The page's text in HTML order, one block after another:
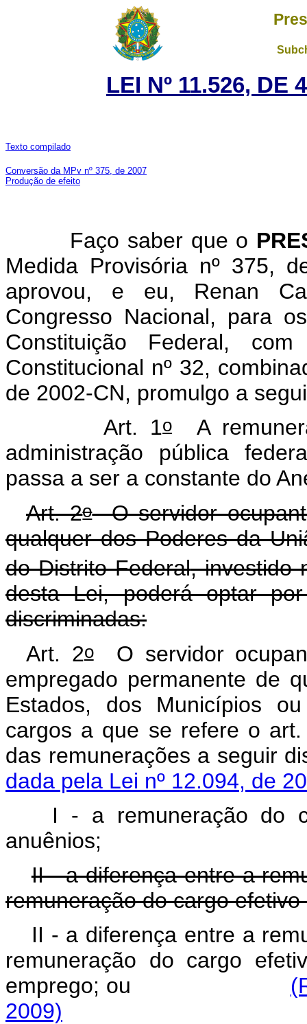
LEI Nº 11.526, DE
Texto compilado
Conversão da MPv nº 375, de 2007
Produção de efeito
Faço saber que o
Medida Provisória nº 375,
aprovou, e eu, Renan
Congresso Nacional, para
Constituição Federal,
Constitucional nº 32,
de 2002-CN, promulgo a
Art. 1o
A
administração pública
passa a ser a constante do
Art. 2oO servidor
qualquer dos Poderes da
do Distrito Federal, investido
desta Lei, poderá optar
discriminadas:
Art. 2oO servidor
empregado permanente de
Estados, dos Municípios
cargos a que se refere o
das remunerações a
dada pela Lei nº 12.094, de
I - a remuneração do
anuênios;
II - a diferença entre a
remuneração do cargo
II - a diferença entre a
remuneração do cargo
emprego; ou
2009)